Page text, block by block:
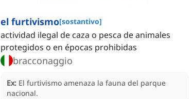
el furtivismo[sostantivo]
actividad ilegal de caza o pesca de animales
protegidos o en épocas prohibidas
bracconaggio
Ex: El furtivismo amenaza la fauna del parque
nacional.